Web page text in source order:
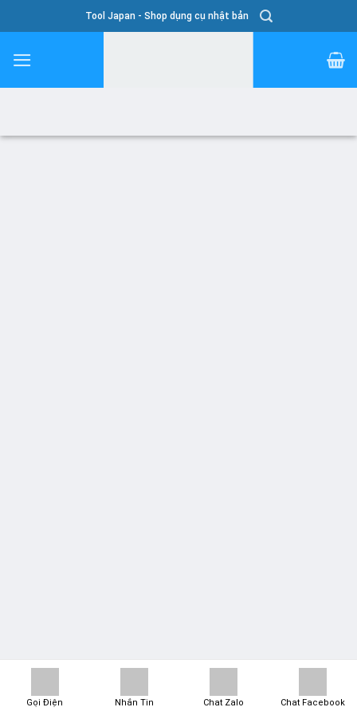
Gọi Điện Nhắn Tin Chat Zalo Chat Facebook
To
Content
Tool Japan - Shop dụng cụ nhật bản